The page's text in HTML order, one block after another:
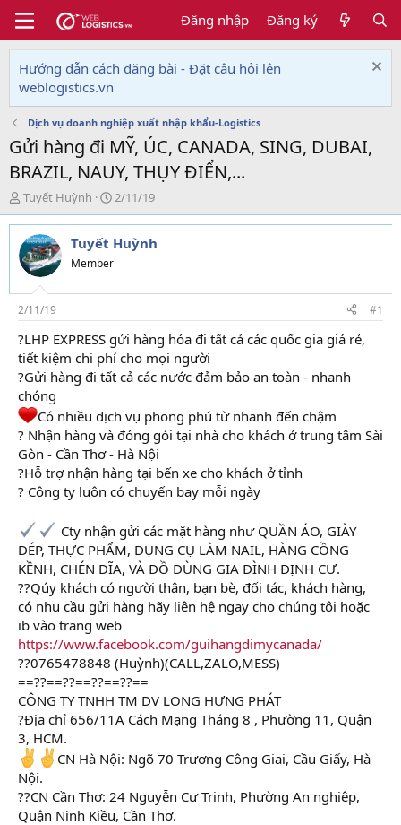
Đăng nhập Đăng ký
Hướng dẫn cách đăng bài - Đặt câu hỏi lên
weblogistics.vn
Dịch vụ doanh nghiệp xuất nhập khẩu-Logistics
Gửi hàng đi MỸ, ÚC, CANADA, SING, DUBAI,
BRAZIL, NAUY, THỤY ĐIỂN,...
T
h
r
e
a
d
s
t
a
r
t
e
r
Tuyết Huỳnh
N
g
à
y
i
2/11/19
Tuyết Huỳnh
Member
2/11/19 #1
?LHP EXPRESS gửi hàng hóa đi tất cả các quốc gia giá rẻ,
tiết kiệm chi phí cho mọi người
?Gửi hàng đi tất cả các nước đảm bảo an toàn - nhanh
chóng
Có nhiều dịch vụ phong phú từ nhanh đến chậm
? Nhận hàng và đóng gói tại nhà cho khách ở trung tâm Sài
Gòn - Cần Thơ - Hà Nội
?Hỗ trợ nhận hàng tại bến xe cho khách ở tỉnh
? Công ty luôn có chuyến bay mỗi ngày
Cty nhận gửi các mặt hàng như QUẦN ÁO, GIÀY
DÉP, THỰC PHẨM, DỤNG CỤ LÀM NAIL, HÀNG CỒNG
KỀNH, CHÉN DĨA, VÀ ĐỒ DÙNG GIA ĐÌNH ĐỊNH CƯ.
??Qúy khách có người thân, bạn bè, đối tác, khách hàng,
có nhu cầu gửi hàng hãy liên hệ ngay cho chúng tôi hoặc
ib vào trang web
https://www.facebook.com/guihangdimycanada/
??0765478848 (Huỳnh)(CALL,ZALO,MESS)
==??==??==??==??==
CÔNG TY TNHH TM DV LONG HƯNG PHÁT
?Địa chỉ 656/11A Cách Mạng Tháng 8 , Phường 11, Quận
3, HCM.
CN Hà Nội: Ngõ 70 Trương Công Giai, Cầu Giấy, Hà
Nội.
??CN Cần Thơ: 24 Nguyễn Cư Trinh, Phường An nghiệp,
Quận Ninh Kiều, Cần Thơ.